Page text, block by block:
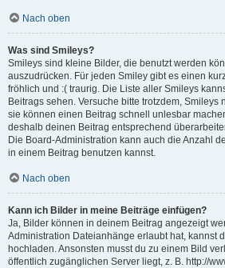
Nach oben
Was sind Smileys?
Smileys sind kleine Bilder, die benutzt werden
auszudrücken. Für jeden Smiley gibt es einen
fröhlich und :( traurig. Die Liste aller Smileys
Beitrags sehen. Versuche bitte trotzdem, Smileys
sie können einen Beitrag schnell unlesbar
deshalb deinen Beitrag entsprechend
Die Board-Administration kann auch die Anzahl
in einem Beitrag benutzen kannst.
Nach oben
Kann ich Bilder in meine Beiträge einfügen?
Ja, Bilder können in deinem Beitrag angezeigt
Administration Dateianhänge erlaubt hat, kannst
hochladen. Ansonsten musst du zu einem Bild
öffentlich zugänglichen Server liegt, z. B. http://